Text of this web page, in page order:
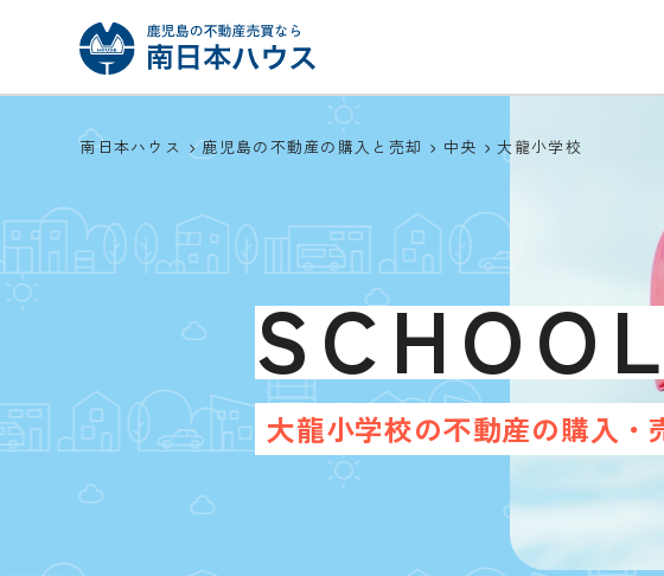
南日本ハウス 鹿児島の不動産の購入と売却 中央 大龍小学校
大龍小学校の不動産の購入・